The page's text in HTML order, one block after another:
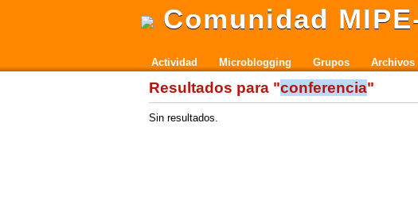
Comunidad
Actividad Microblogging Grupos Archivos
Resultados para "conferencia"
Sin resultados.